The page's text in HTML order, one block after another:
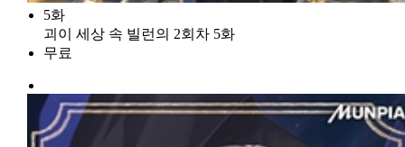
5화
괴이 세상 속 빌런의 2회차 5화
무료